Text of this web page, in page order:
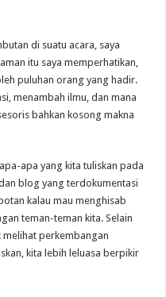
di suatu acara, saya
itu saya memperhatikan,
puluhan orang yang hadir.
menambah ilmu, dan mana
bahkan kosong makna
apa yang kita tuliskan pada
blog yang terdokumentasi
kalau mau menghisab
teman-teman kita. Selain
melihat perkembangan
kita lebih leluasa berpikir